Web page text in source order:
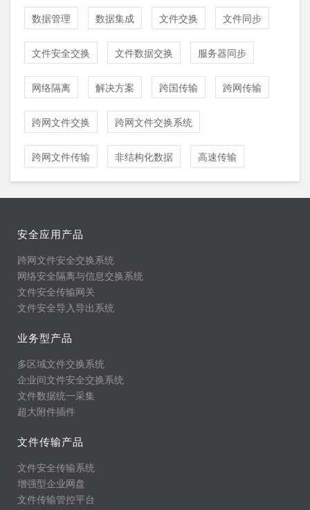
数据管理 数据集成 文件交换 文件同步
文件安全交换 文件数据交换 服务器同步
网络隔离 解决方案 跨国传输 跨网传输
跨网文件交换 跨网文件交换系统
跨网文件传输 非结构化数据 高速传输
安全应用产品
跨网文件安全交换系统
网络安全隔离与信息交换系统
文件安全传输网关
文件安全导入导出系统
业务型产品
多区域文件交换系统
企业间文件安全交换系统
文件数据统一采集
超大附件插件
文件传输产品
文件安全传输系统
增强型企业网盘
文件传输管控平台